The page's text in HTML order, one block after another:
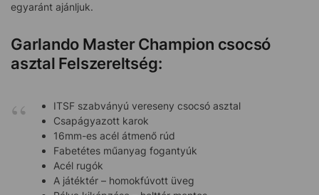
egyaránt ajánljuk.
Garlando Master Champion csocsó
asztal Felszereltség:
ITSF szabványú vereseny csocsó asztal
Csapágyazott karok
16mm-es acél átmenő rúd
Fabetétes műanyag fogantyúk
Acél rugók
A játéktér – homokfúvott üveg